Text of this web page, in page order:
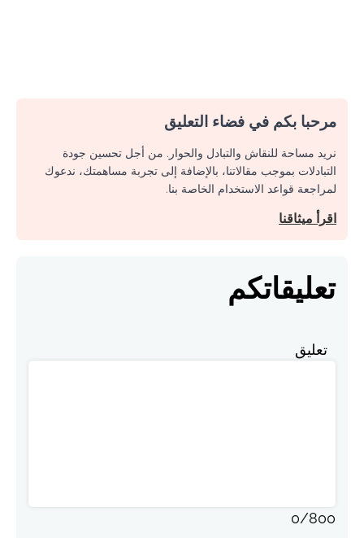
مرحبا بكم في فضاء التعليق
نريد مساحة للنقاش والتبادل والحوار. من أجل تحسين جودة
التبادلات بموجب مقالاتنا، بالإضافة إلى تجربة مساهمتك، ندعوك
لمراجعة قواعد الاستخدام الخاصة بنا.
اقرأ ميثاقنا
تعليقاتكم
تعليق
0/800